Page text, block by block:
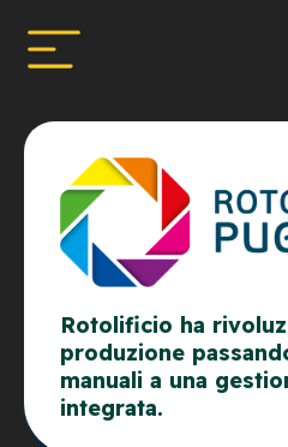
Rotolificio ha
produzione
manuali a una
integrata.